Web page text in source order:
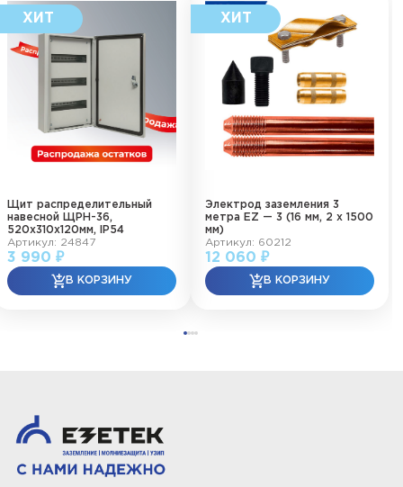
Щит распределительный
навесной ЩРН-36,
520х310х120мм, IP54
Артикул: 24847
3 990 ₽
Электрод заземления 3
метра EZ — 3 (16 мм, 2 х 1500
мм)
Артикул: 60212
12 060 ₽